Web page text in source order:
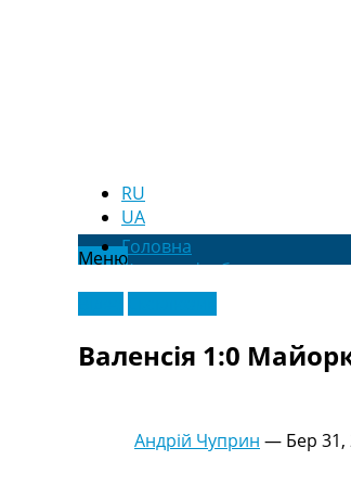
RU
UA
МенюГоловна
Новини футболу
Відео
Новини футболу
Футбольні трансфери
Останні коментарі
Рейтінги
Валенсія 1:0
Андрій Чуприн — Бер 31,